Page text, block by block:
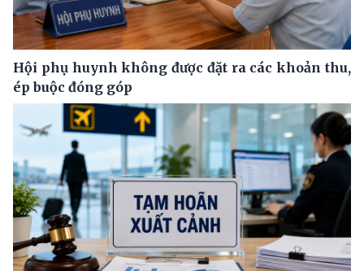
Hội phụ huynh không được đặt ra các khoản thu,
ép buộc đóng góp